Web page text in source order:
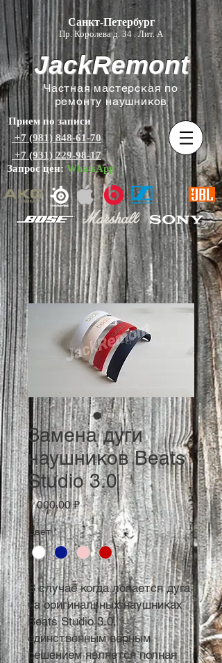
Санкт-Петербург
Пр. Королева д. 34 . Лит. А
JackRemont
Частная мастерская по
ремонту наушников
+7 (931) 229-98-17
+7 (981) 848-61-70
Прием по записи
Запрос цен:WhatsApp
Замена дуги
наушников Beats
Studio 3.0
1 000,00 ₽Цена
Цвет *
В случае когда лопается дуга
на оригинальных наушниках
Beats Studio 3.0,
единственным верным
решением является полная